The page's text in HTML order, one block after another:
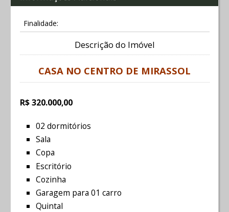
Finalidade:
Descrição do Imóvel
CASA NO CENTRO DE MIRASSOL
R$ 320.000,00
02 dormitórios
Sala
Copa
Escritório
Cozinha
Garagem para 01 carro
Quintal